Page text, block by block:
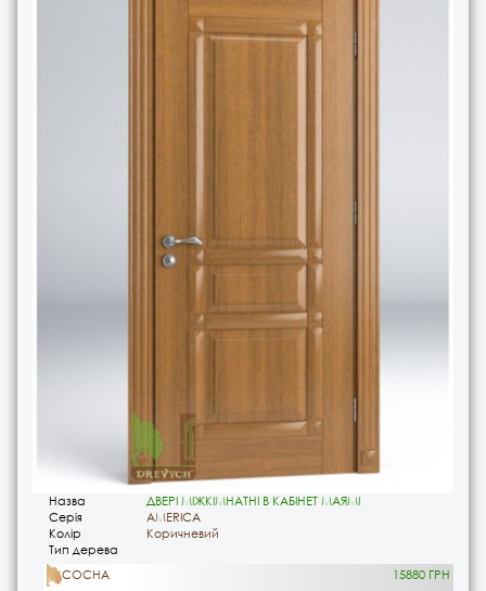
Назва
ДВЕРІ МІЖКІМНАТНІ В КАБІНЕТ МАЯМІ
Серія
AMERICA
Колір
Коричневий
Тип дерева
СОСНА
15880 ГРН